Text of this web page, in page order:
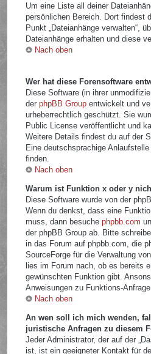
Um eine Liste all deiner
persönlichen Bereich. Dort findest
Punkt „Dateianhänge verwalten“,
Dateianhänge erhalten und diese
Nach oben
Wer hat diese Forensoftware
Diese Software (in ihrer
derphpBB Group entwickelt und
urheberrechtlich geschützt. Sie
Public License veröffentlicht und
Weitere Details findest du auf der
Eine deutschsprachige
finden.
Nach oben
Warum ist Funktion x oder y
Diese Software wurde von der
Wenn du denkst, dass eine
muss, dann besuchephpbb.com
der phpBB Group ab. Bitte
in das Forum auf phpbb.com, die
SourceForge für die Verwaltung
lies im Forum nach, ob es bereits
gewünschten Funktion gibt.
Anweisungen zu Funktions-
Nach oben
An wen soll ich mich wenden,
juristische Anfragen zu diesem
Jeder Administrator, der auf der
ist, ist ein geeigneter Kontakt für